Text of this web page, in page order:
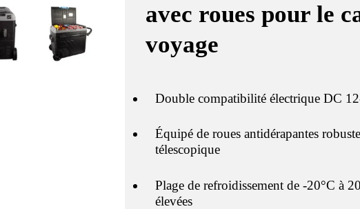
avec roues pour le
voyage
Double compatibilité électrique DC
Équipé de roues antidérapantes
télescopique
Plage de refroidissement de -20°C à
élevées